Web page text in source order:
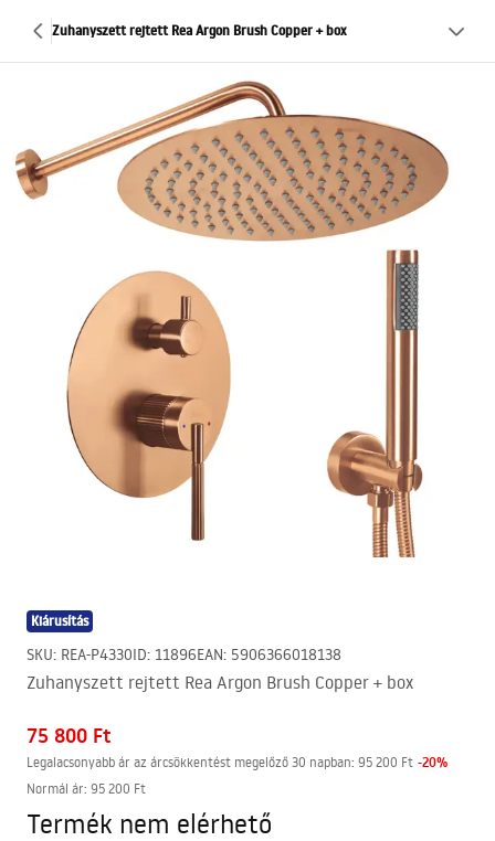
Zuhanyszett rejtett Rea Argon Brush Copper + box
Kiárusítás
SKU: REA-P4330ID: 11896EAN: 5906366018138
Zuhanyszett rejtett Rea Argon Brush Copper + box
75 800 Ft
Legalacsonyabb ár az árcsökkentést megelőző 30 napban: 95 200 Ft -20%
Normál ár: 95 200 Ft
Termék nem elérhető